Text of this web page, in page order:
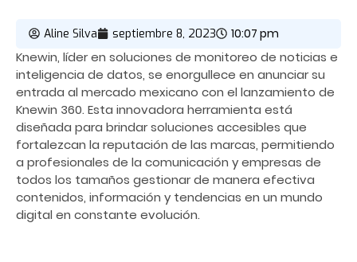
Aline Silva septiembre 8, 2023 10:07 pm
Knewin, líder en soluciones de monitoreo de noticias e
inteligencia de datos, se enorgullece en anunciar su
entrada al mercado mexicano con el lanzamiento de
Knewin 360. Esta innovadora herramienta está
diseñada para brindar soluciones accesibles que
fortalezcan la reputación de las marcas, permitiendo
a profesionales de la comunicación y empresas de
todos los tamaños gestionar de manera efectiva
contenidos, información y tendencias en un mundo
digital en constante evolución.